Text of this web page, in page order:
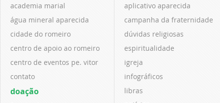
academia marial
água mineral aparecida
cidade do romeiro
centro de apoio ao romeiro
centro de eventos pe. vitor
contato
doação
aplicativo aparecida
campanha da fraternidade
dúvidas religiosas
espiritualidade
igreja
infográficos
libras